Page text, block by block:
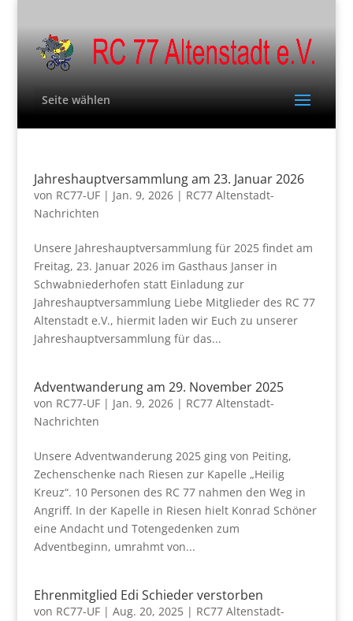
Seite wählen
Jahreshauptversammlung am 23. Januar 2026
von RC77-UF| Jan. 9, 2026| RC77 Altenstadt-
Nachrichten
Unsere Jahreshauptversammlung für 2025 findet am
Freitag, 23. Januar 2026 im Gasthaus Janser in
Schwabniederhofen statt Einladung zur
Jahreshauptversammlung Liebe Mitglieder des RC 77
Altenstadt e.V., hiermit laden wir Euch zu unserer
Jahreshauptversammlung für das...
Adventwanderung am 29. November 2025
von RC77-UF| Jan. 9, 2026| RC77 Altenstadt-
Nachrichten
Unsere Adventwanderung 2025 ging von Peiting,
Zechenschenke nach Riesen zur Kapelle „Heilig
Kreuz“. 10 Personen des RC 77 nahmen den Weg in
Angriff. In der Kapelle in Riesen hielt Konrad Schöner
eine Andacht und Totengedenken zum
Adventbeginn, umrahmt von...
Ehrenmitglied Edi Schieder verstorben
von RC77-UF| Aug. 20, 2025| RC77 Altenstadt-